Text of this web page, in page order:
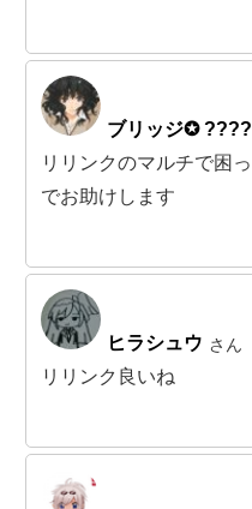
ブリッジ✪
リリンクのマルチで困
でお助けします
ヒラシュウ さん
リリンク良いね